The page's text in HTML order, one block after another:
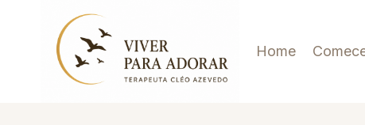
Conteúdo
Home